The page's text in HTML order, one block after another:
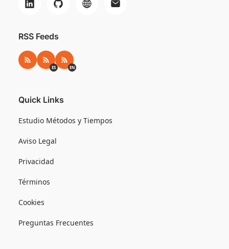
RSS Feeds
RSS RSS ES
ES RSS EN
EN
Quick Links
Estudio Métodos y Tiempos
Aviso Legal
Privacidad
Términos
Cookies
Preguntas Frecuentes